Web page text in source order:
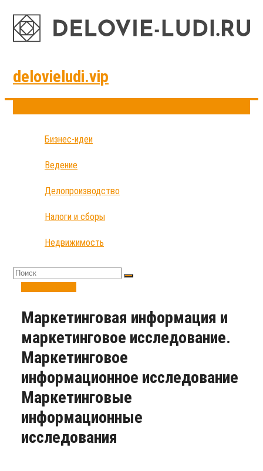
delovieludi.vip
Бизнес-идеи
Ведение
Делопроизводство
Налоги и сборы
Недвижимость
Маркетинговая информация и
маркетинговое исследование.
Маркетинговое
информационное исследование
Маркетинговые
информационные
исследования